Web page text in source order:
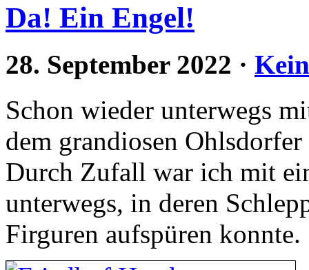
Da! Ein Engel!
28. September 2022 ·
Schon wieder unterwegs
dem grandiosen
Durch Zufall war ich mit
unterwegs, in deren
Firguren aufspüren konnte.